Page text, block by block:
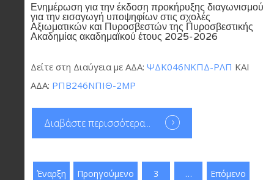
Ενημέρωση για την έκδοση προκήρυξης διαγωνισμού
για την εισαγωγή υποψηφίων στις σχολές
Αξιωματικών και Πυροσβεστών της Πυροσβεστικής
Ακαδημίας ακαδημαϊκού έτους 2025-2026
Δείτε στη Διαύγεια με ΑΔΑ: ΨΔΚ046ΝΚΠΔ-ΡΛΠ ΚΑΙ
ΑΔΑ: ΡΠΒ246ΝΠΙΘ-2ΜΡ
Διαβάστε περισσότερα...
Έναρξη Προηγούμενο 3 … Επόμενο